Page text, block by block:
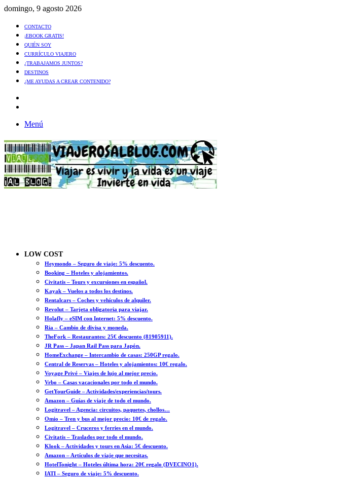
domingo, 9 agosto 2026
CONTACTO
¡EBOOK GRATIS!
QUIÉN SOY
CURRÍCULO VIAJERO
¿TRABAJAMOS JUNTOS?
DESTINOS
¿ME AYUDAS A CREAR CONTENIDO?
Menú
LOW COST
Heymondo – Seguro de viaje: 5% descuento.
Booking – Hoteles y alojamientos.
Civitatis – Tours y excursiones en español.
Kayak – Vuelos a todos los destinos.
Rentalcars – Coches y vehículos de alquiler.
Revolut – Tarjeta obligatoria para viajar.
Holafly – eSIM con Internet: 5% descuento.
Ria – Cambio de divisa y moneda.
TheFork – Restaurantes: 25€ descuento (81905911).
JR Pass – Japan Rail Pass para Japón.
HomeExchange – Intercambio de casas: 250GP regalo.
Central de Reservas – Hoteles y alojamientos: 10€ regalo.
Voyage Privé – Viajes de lujo al mejor precio.
Vrbo – Casas vacacionales por todo el mundo.
GetYourGuide – Actividades/experiencias/tours.
Amazon – Guías de viaje de todo el mundo.
Logitravel – Agencia: circuitos, paquetes, chollos…
Omio – Tren y bus al mejor precio: 10€ de regalo.
Logitravel – Cruceros y ferries en el mundo.
Civitatis – Traslados por todo el mundo.
Klook – Actividades y tours en Asia: 5€ descuento.
Amazon – Artículos de viaje que necesitas.
HotelTonight – Hoteles última hora: 20€ regalo (DVECINO1).
IATI – Seguro de viaje: 5% descuento.